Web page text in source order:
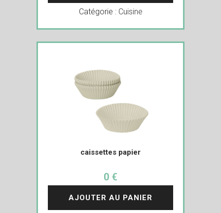
Catégorie : Cuisine
caissettes papier
0 €
AJOUTER AU PANIER